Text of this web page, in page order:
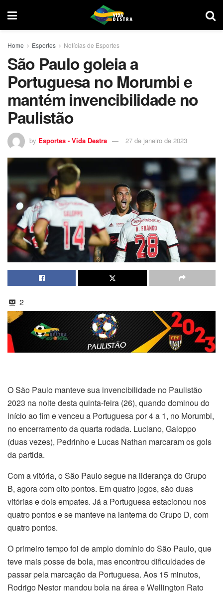
Home Esportes Notícias de Esportes
São Paulo goleia a
Portuguesa no Morumbi e
mantém invencibilidade no
Paulistão
by Esportes - Vida Destra 27 de janeiro de 2023
2
O São Paulo manteve sua invencibilidade no Paulistão
2023 na noite desta quinta-feira (26), quando dominou do
início ao fim e venceu a Portuguesa por 4 a 1, no Morumbi,
no encerramento da quarta rodada. Luciano, Galoppo
(duas vezes), Pedrinho e Lucas Nathan marcaram os gols
da partida.
Com a vitória, o São Paulo segue na liderança do Grupo
B, agora com oito pontos. Em quatro jogos, são duas
vitórias e dois empates. Já a Portuguesa estacionou nos
quatro pontos e se manteve na lanterna do Grupo D, com
quatro pontos.
O primeiro tempo foi de amplo domínio do São Paulo, que
teve mais posse de bola, mas encontrou dificuldades de
passar pela marcação da Portuguesa. Aos 15 minutos,
Rodrigo Nestor mandou bola na área e Wellington Rato